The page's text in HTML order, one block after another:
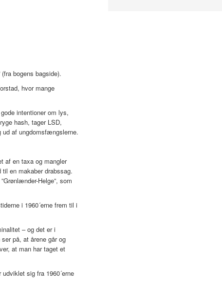
bogens bagside).
hvor mange
intentioner om lys,
hash, tager LSD,
ud af ungdomsfængslerne.
af en taxa og mangler
en makaber drabssag.
Helge”, som
i 1960´erne frem til i
– og det er i
på, at årene går og
at man har taget et
sig fra 1960´erne